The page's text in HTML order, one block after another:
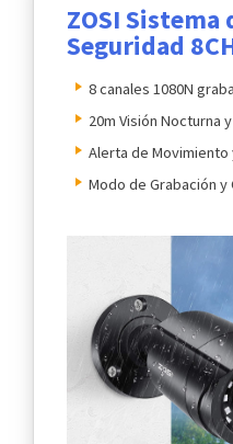
ZOSI Sistema
Seguridad
8 canales 1080N
20m Visión Nocturna
Alerta de
Modo de Grabación